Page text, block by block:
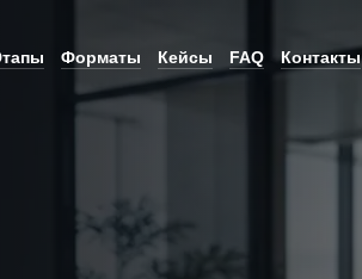
Форматы Кейсы FAQ Контакты